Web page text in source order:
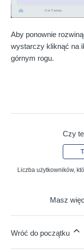
Aby ponownie
wystarczy kliknąć na
górnym rogu.
Czy
Liczba użytkowników,
Masz
Wróć do początku